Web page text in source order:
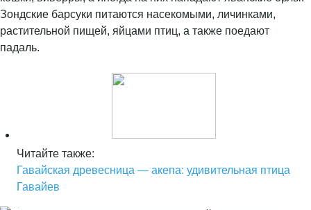
Зондские барсуки питаются насекомыми, личинками,
растительной пищей, яйцами птиц, а также поедают
падаль.
Читайте также:
Гавайская древесница — акепа: удивительная птица
Гавайев